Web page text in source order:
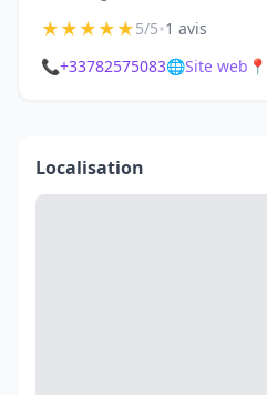
★★★★★5/5•1 avis
📞+33782575083🌐Site web 📍
Localisation